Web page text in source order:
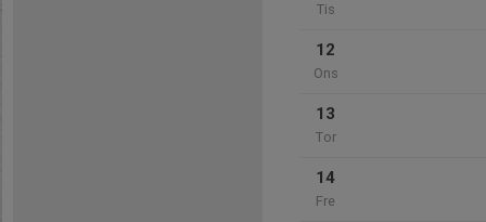
Tis
12
Ons
13
Tor
14
Fre